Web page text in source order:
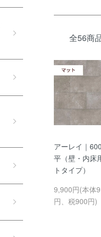
全56商
アーレイ｜
平（壁・内床
トタイプ）
9,900円(本体
円、税900円)